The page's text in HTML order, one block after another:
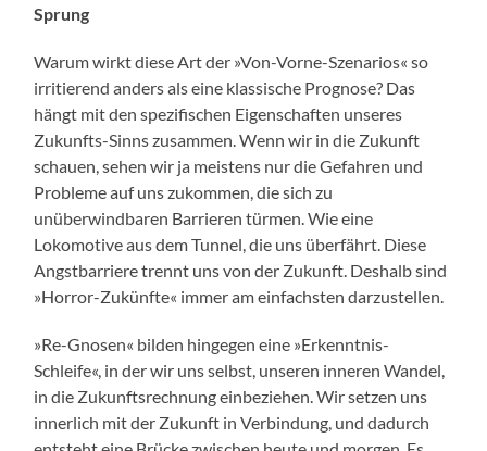
Sprung
Warum wirkt diese Art der »Von-Vorne-Szenarios« so
irritierend anders als eine klassische Prognose? Das
hängt mit den spezifischen Eigenschaften unseres
Zukunfts-Sinns zusammen. Wenn wir in die Zukunft
schauen, sehen wir ja meistens nur die Gefahren und
Probleme auf uns zukommen, die sich zu
unüberwindbaren Barrieren türmen. Wie eine
Lokomotive aus dem Tunnel, die uns überfährt. Diese
Angstbarriere trennt uns von der Zukunft. Deshalb sind
»Horror-Zukünfte« immer am einfachsten darzustellen.
»Re-Gnosen« bilden hingegen eine »Erkenntnis-
Schleife«, in der wir uns selbst, unseren inneren Wandel,
in die Zukunftsrechnung einbeziehen. Wir setzen uns
innerlich mit der Zukunft in Verbindung, und dadurch